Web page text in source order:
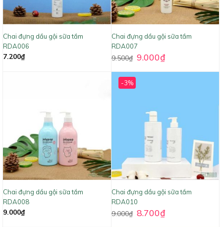
Chai đựng dầu gội sữa tắm
RDA006
7.200₫
Chai đựng dầu gội sữa tắm
RDA007
9.500₫ 9.000₫
Chai đựng dầu gội sữa tắm
RDA008
9.000₫
-3%
Chai đựng dầu gội sữa tắm
RDA010
9.000₫ 8.700₫